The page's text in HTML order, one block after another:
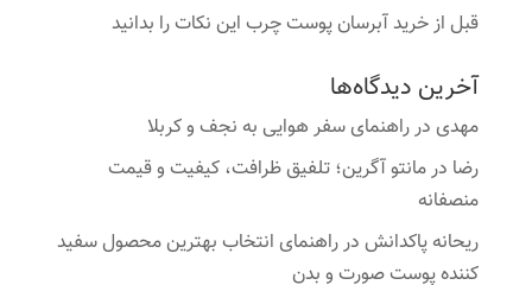
قبل از خرید آبرسان پوست چرب این نکات را بدانید
آخرین دیدگاه‌ها
مهدیدرراهنمای سفر هوایی به نجف و کربلا
رضا درمانتو آگرین؛ تلفیق ظرافت، کیفیت و قیمت
منصفانه
ریحانه پاکدانشدرراهنمای انتخاب بهترین محصول سفید
کننده پوست صورت و بدن